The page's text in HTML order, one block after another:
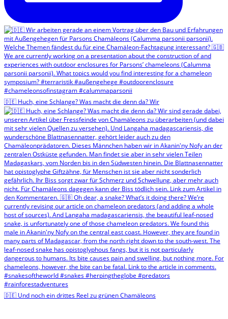
🇩🇪 Huch, eine Schlange? Was macht die denn da? Wir
🇩🇪 Und noch ein drittes Reel zu grünen Chamäleons